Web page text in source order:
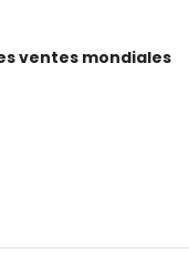
ventes mondiales